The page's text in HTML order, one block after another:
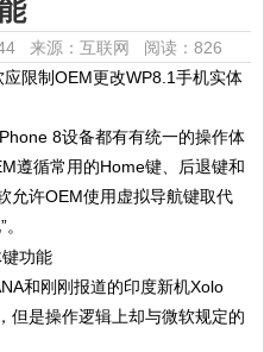
来源：互联网 阅读：826
限制OEM更改WP8.1手机实体
8设备都有有统一的操作体
遵循常用的Home键、后退键和
允许OEM使用虚拟导航键取代
和刚刚报道的印度新机Xolo
但是操作逻辑上却与微软规定的